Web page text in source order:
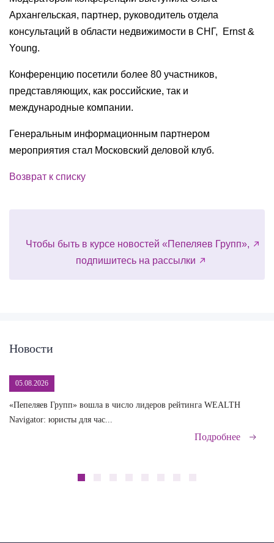
Архангельская, партнер, руководитель отдела
консультаций в области недвижимости в СНГ, Ernst &
Young.
Конференцию посетили более 80 участников,
представляющих, как российские, так и
международные компании.
Генеральным информационным партнером
мероприятия стал Московский деловой клуб.
Возврат к списку
Чтобы быть в курсе новостей «Пепеляев Групп»,
подпишитесь на рассылки
Новости
05.08.2026
«Пепеляев Групп» вошла в число лидеров рейтинга WEALTH
Navigator: юристы для час...
Подробнее